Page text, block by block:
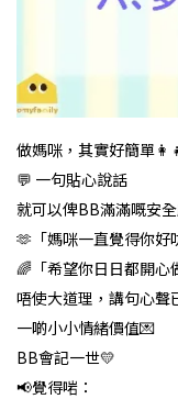
做媽咪，其實好簡單
💬 一句貼心說話
就可以俾BB滿滿嘅安
🫶「媽咪一直覺得你好
🌈「希望你日日都開心
唔使大道理，講句心聲
一啲小小情緒價值💌
BB會記一世💛
📢覺得啱：